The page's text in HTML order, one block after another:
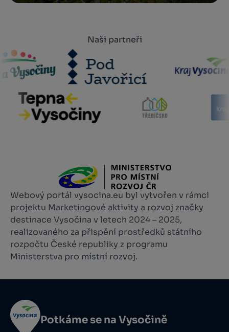
Naši partneři
Webový portál vysocina.eu byl vytvořen v rámci
projektu Marketingové aktivity a rozvoj značky
destinace Vysočina v letech 2024 – 2025,
realizovaného za přispění prostředků státního
rozpočtu České republiky z programu
Ministerstva pro místní rozvoj.
Potkáme se na Vysočině